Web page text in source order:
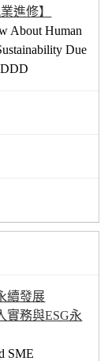
進修】
About Human
Due
續發展
實務與ESG永
SME